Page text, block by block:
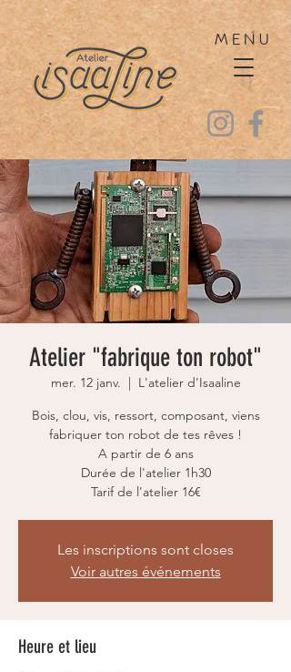
MENU
Atelier "fabrique ton robot"
mer. 12 janv.
  |
L'atelier d'Isaaline
Bois, clou, vis, ressort, composant, viens
fabriquer ton robot de tes rêves !
A partir de 6 ans
Durée de l'atelier 1h30
Tarif de l'atelier 16€
Les inscriptions sont closes
Voir autres événements
Heure et lieu